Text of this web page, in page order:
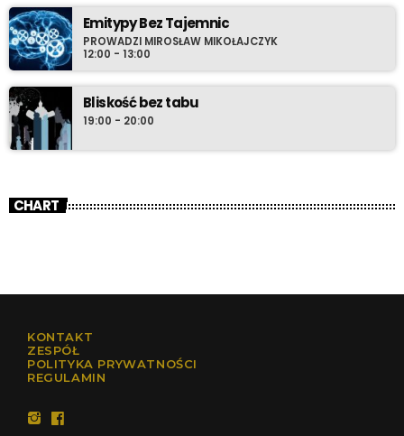
Emitypy Bez Tajemnic
PROWADZI MIROSŁAW MIKOŁAJCZYK
12:00 - 13:00
Bliskość bez tabu
19:00 - 20:00
CHART
KONTAKT
ZESPÓŁ
POLITYKA PRYWATNOŚCI
REGULAMIN